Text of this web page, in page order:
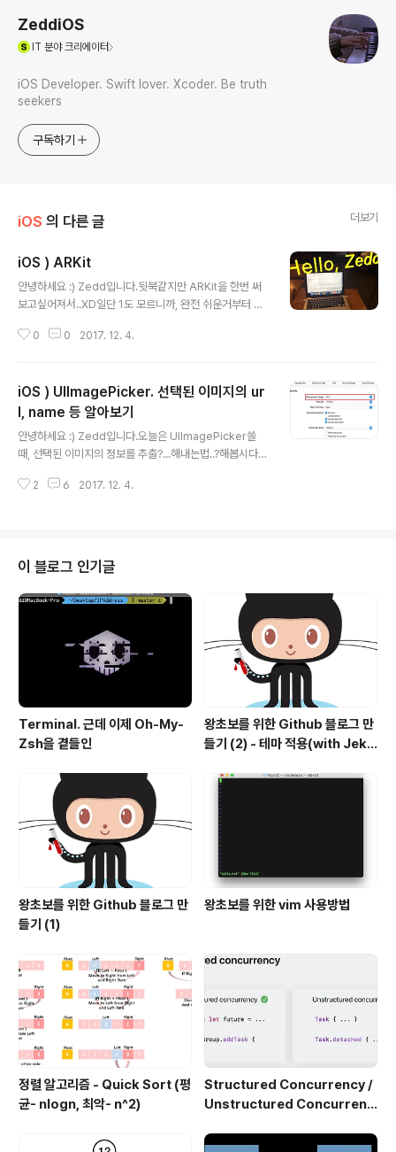
ZeddiOS
IT 분야 크리에이터
iOS Developer. Swift lover. Xcoder. Be truth
seekers
구독하기
iOS 의 다른 글 더보기
iOS ) ARKit
안녕하세요 :) Zedd입니다.뒷북같지만 ARKit을 한번 써
보고싶어져서..XD일단 1도 모르니까, 완전 쉬운거부터 할
이걸로 바로 만들면 비행기가 공중에 떠있는 것만 같은 것
시면 좋을 것 같아요. ARKit 먼저, AR은 이름에서 볼 수 있
듯이, augmented reality. 증강현실이에요.우리가 아는
VR(가상현실)의 한 분야라고 합니다. 가상현실 - 현실에서
존재하지 않는 환경에 대한 정보를 디스플레이 및 렌더링
장비를 통해 사용자로 하여금 볼 수 있게 한다. 그리고 이미
제작된 2차원, 3차원 기반을 사용하므로 사용자..
0 0 2017. 12. 4.
iOS ) UIImagePicker. 선택된 이미지의 ur
l, name 등 알아보기
안녕하세요 :) Zedd입니다.오늘은 UIImagePicker쓸
때, 선택된 이미지의 정보를 추출?...해내는법..?해봅시다.
nt Target에 따라서 코드가 좀 달라지는데, 주의하시길 바
fo에 가셔서 Deployment Target을 보시길 바랍니다.
오늘은 10~버전이랑 11~버전 둘다 알아볼거에요. 음...왜
10버전 까지 하냐면...........그냥....아직까지 업데이트...안
2 6 2017. 12. 4.
이 블로그 인기글
Terminal. 근데 이제 Oh-My-
Zsh을 곁들인
왕초보를 위한 Github 블로그 만
들기 (2) - 테마 적용(with Jekyl
왕초보를 위한 Github 블로그 만
들기 (1)
왕초보를 위한 vim 사용방법
정렬 알고리즘 - Quick Sort (평
균- nlogn, 최악- n^2)
Structured Concurrency /
Unstructured Concurrenc